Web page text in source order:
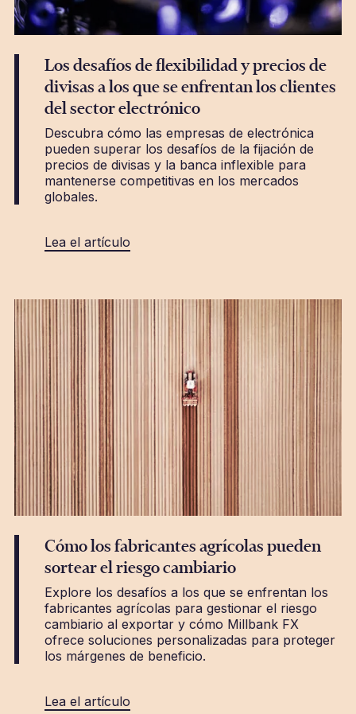
Los desafíos de flexibilidad y precios de
divisas a los que se enfrentan los clientes
del sector electrónico
Descubra cómo las empresas de electrónica
pueden superar los desafíos de la fijación de
precios de divisas y la banca inflexible para
mantenerse competitivas en los mercados
globales.
Lea el artículo
Cómo los fabricantes agrícolas pueden
sortear el riesgo cambiario
Explore los desafíos a los que se enfrentan los
fabricantes agrícolas para gestionar el riesgo
cambiario al exportar y cómo Millbank FX
ofrece soluciones personalizadas para proteger
los márgenes de beneficio.
Lea el artículo